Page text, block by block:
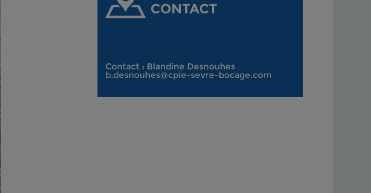
CONTACT
Contact : Blandine Desnouhes
b.desnouhes@cpie-sevre-bocage.com